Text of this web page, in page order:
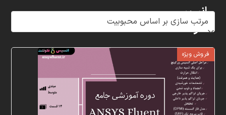
فروش ویژه
انسیس
فلوئنت
شرکت
خلاق
پردازشگران
مهر،
متخصص